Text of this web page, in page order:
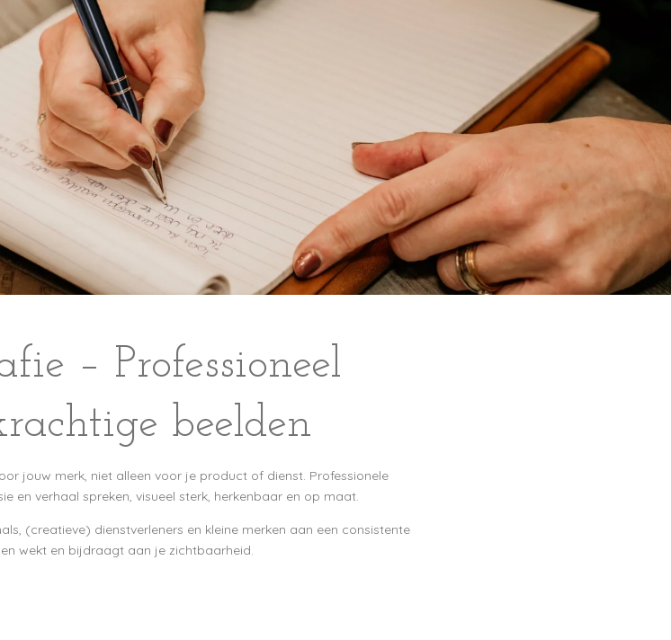
– Professioneel
beelden
jouw merk, niet alleen voor je product of dienst. Professionele
en verhaal spreken, visueel sterk, herkenbaar en op maat.
(creatieve) dienstverleners en kleine merken aan een consistente
wekt en bijdraagt aan je zichtbaarheid.